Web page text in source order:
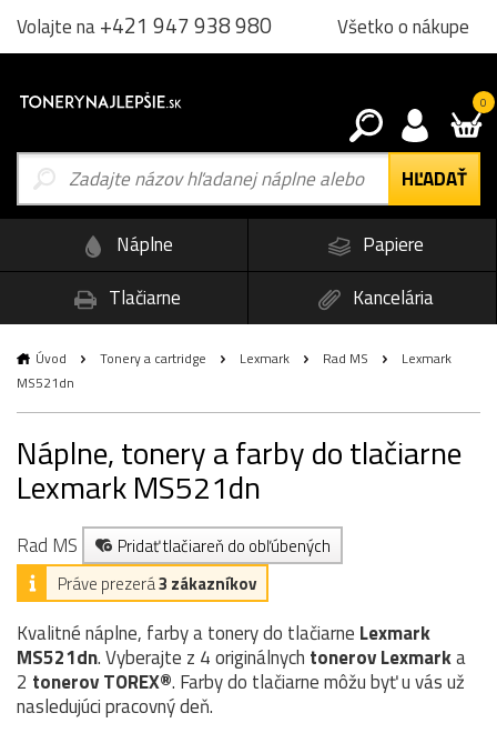
Volajte na+421 947 938 980 Všetko o nákupe
0
Náplne
Papiere
Tlačiarne
Kancelária
Úvod Tonery a cartridge Lexmark Rad MS
Lexmark
MS521dn
Náplne, tonery a farby do tlačiarne
Lexmark MS521dn
Rad MS
Pridať tlačiareň do obľúbených
Práve prezerá3 zákazníkov
Kvalitné náplne, farby a tonery do tlačiarne Lexmark
MS521dn. Vyberajte z 4 originálnych tonerovLexmarka
2 tonerov TOREX®. Farby do tlačiarne môžu byť u vás už
nasledujúci pracovný deň.